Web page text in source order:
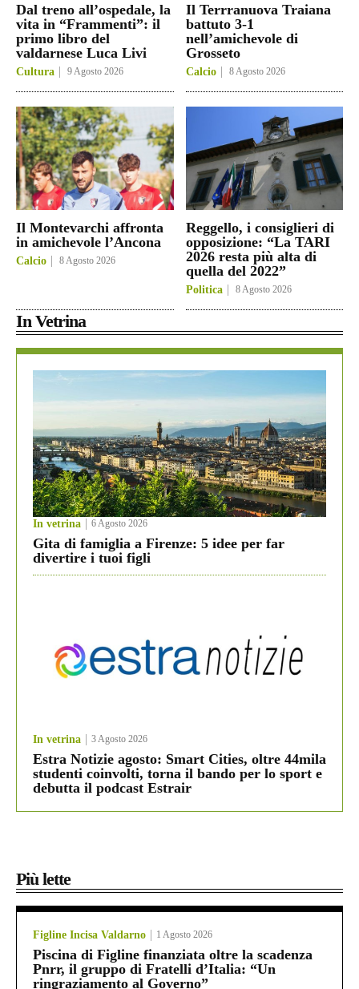
Dal treno all’ospedale, la
vita in “Frammenti”: il
primo libro del
valdarnese Luca Livi
Cultura 9 Agosto 2026
Il Terrranuova Traiana
battuto 3-1
nell’amichevole di
Grosseto
Calcio 8 Agosto 2026
Il Montevarchi affronta
in amichevole l’Ancona
Calcio 8 Agosto 2026
Reggello, i consiglieri di
opposizione: “La TARI
2026 resta più alta di
quella del 2022”
Politica 8 Agosto 2026
In Vetrina
In vetrina 6 Agosto 2026
Gita di famiglia a Firenze: 5 idee per far
divertire i tuoi figli
In vetrina 3 Agosto 2026
Estra Notizie agosto: Smart Cities, oltre 44mila
studenti coinvolti, torna il bando per lo sport e
debutta il podcast Estrair
Più lette
Figline Incisa Valdarno 1 Agosto 2026
Piscina di Figline finanziata oltre la scadenza
Pnrr, il gruppo di Fratelli d’Italia: “Un
ringraziamento al Governo”